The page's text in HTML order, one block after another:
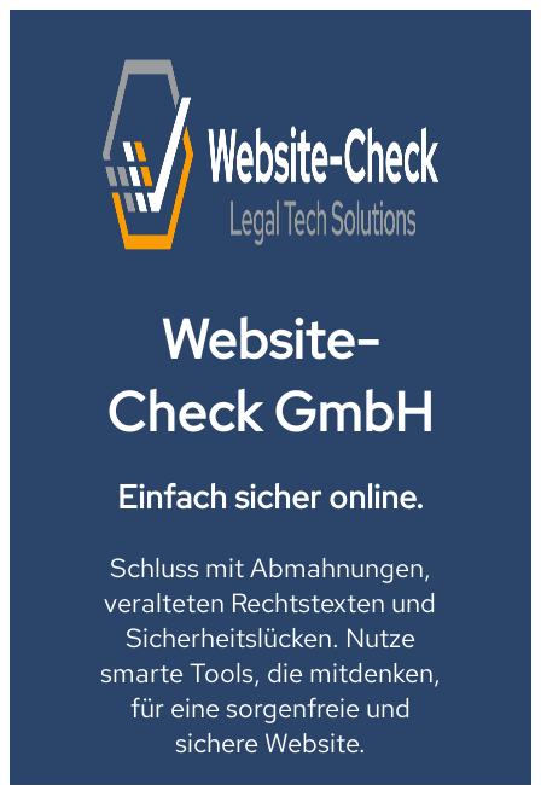
Website-
Check GmbH
Einfach sicher online.
Schluss mit Abmahnungen,
veralteten Rechtstexten und
Sicherheitslücken. Nutze
smarte Tools, die mitdenken,
für eine sorgenfreie und
sichere Website.